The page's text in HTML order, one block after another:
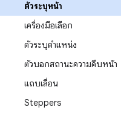
ตัวระบุหน้า
เครื่องมือเลือก
ตัวระบุตำแหน่ง
ตัวบอกสถานะความคืบหน้า
แถบเลื่อน
Steppers